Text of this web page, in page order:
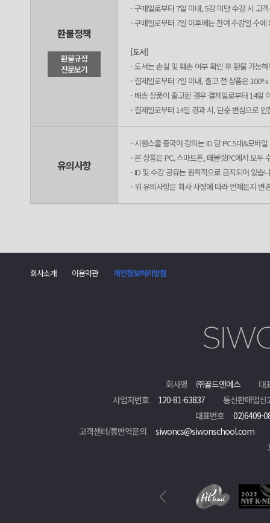
환불정책
환불규정
전문보기
- 구매일로부터 7일 이내, 5강 미만 수강 시 고
- 구매일로부터 7일 이후에는 잔여 수강일 수
[도서]
- 도서는 손실 및 훼손 여부 확인 후 환불 가능
- 결제일로부터 7일 이내, 출고 전 상품은
- 배송 상품이 출고된 경우 결제일로부터 14일
- 결제일로부터 14일 경과 시, 단순 변심으로
유의사항
- 시원스쿨 중국어 강의는 ID 당 PC 5대&모바
- 본 상품은 PC, 스마트폰, 태블릿PC에서 모두
- ID 및 수강 공유는 원칙적으로 금지되어 있습
- 위 유의사항은 회사 사정에 따라 언제든지 변
회사소개 이용약관 개인정보처리방침
회사명 ㈜골드앤에스
대
사업자번호
120-81-63837
통신판매업신
대표번호
02)6409-
고객센터/통번역문의
siwoncs@siwonschool.com